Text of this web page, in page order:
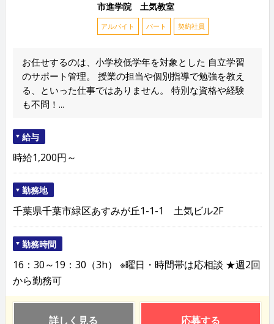
市進学院 土気教室
アルバイト パート 契約社員
お任せするのは、小学校低学年を対象とした 自立学習
のサポート管理。 授業の担当や個別指導で勉強を教え
る、といった仕事ではありません。 特別な資格や経験
も不問！...
給与
時給1,200円～
勤務地
千葉県千葉市緑区あすみが丘1-1-1 土気ビル2F
勤務時間
16：30～19：30（3h） ※曜日・時間帯は応相談 ★週2回
から勤務可
詳しく見る 応募する